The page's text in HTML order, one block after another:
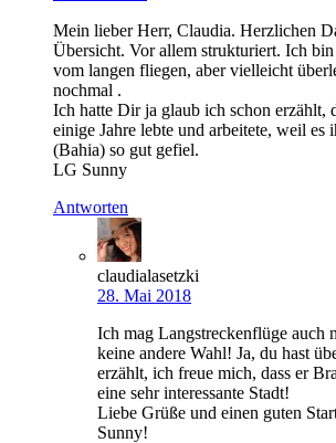
Mein lieber Herr, Claudia. Herzlichen
Übersicht. Vor allem strukturiert. Ich
vom langen fliegen, aber vielleicht
nochmal .
Ich hatte Dir ja glaub ich schon erzählt,
einige Jahre lebte und arbeitete, weil es
(Bahia) so gut gefiel.
LG Sunny
Antworten
claudialasetzki
28. Mai 2018
Ich mag Langstreckenflüge auch
keine andere Wahl! Ja, du hast
erzählt, ich freue mich, dass er
eine sehr interessante Stadt!
Liebe Grüße und einen guten
Sunny!